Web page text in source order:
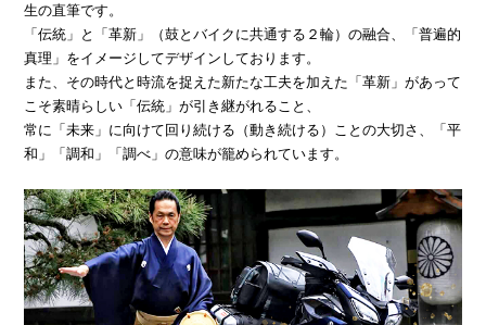
生の直筆です。
「伝統」と「革新」（鼓とバイクに共通する２輪）の融合、「普遍的
真理」をイメージしてデザインしております。
また、その時代と時流を捉えた新たな工夫を加えた「革新」があって
こそ素晴らしい「伝統」が引き継がれること、
常に「未来」に向けて回り続ける（動き続ける）ことの大切さ、「平
和」「調和」「調べ」の意味が籠められています。